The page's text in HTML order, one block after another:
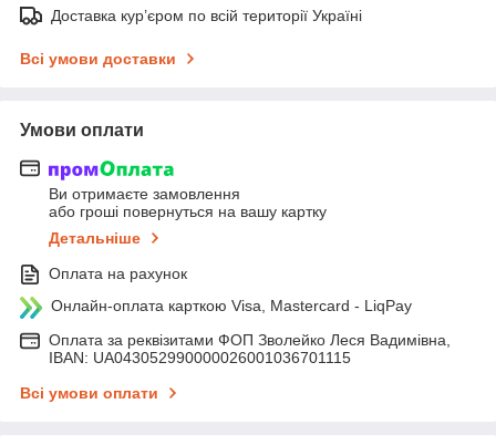
Доставка кур’єром по всій території Україні
Всі умови доставки
Умови оплати
Ви отримаєте замовлення
або гроші повернуться на вашу картку
Детальніше
Оплата на рахунок
Онлайн-оплата карткою Visa, Mastercard - LiqPay
Оплата за реквізитами ФОП Зволейко Леся Вадимівна,
IBAN: UA043052990000026001036701115
Всі умови оплати